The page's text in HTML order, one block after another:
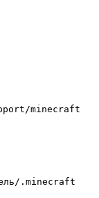
minecraft
.minecraft